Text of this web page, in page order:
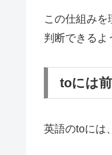
この仕組み
判断できるよ
toには
英語のtoには